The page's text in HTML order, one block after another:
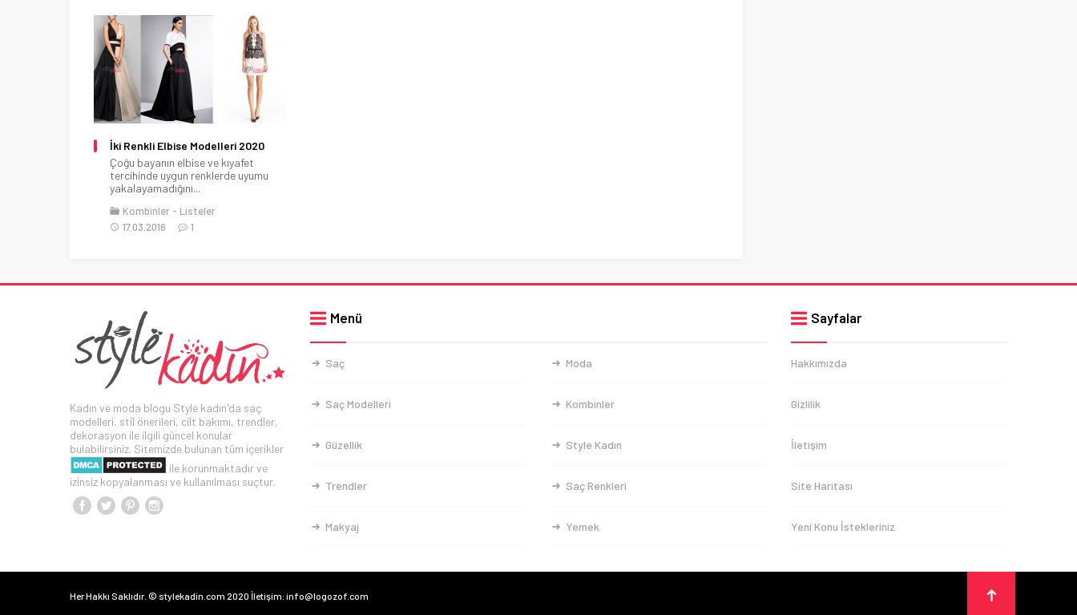
İki Renkli Elbise Modelleri 2020
Çoğu bayanın elbise ve kıyafet
tercihinde uygun renklerde uyumu
yakalayamadığını...
Kombinler
Listeler
17.03.2016
1
Kadın ve moda blogu Style kadın'da saç
modelleri, stil önerileri, cilt bakımı, trendler,
dekorasyon ile ilgili güncel konular
bulabilirsiniz. Sitemizde bulunan tüm içerikler
ile korunmaktadır ve
izinsiz kopyalanması ve kullanılması suçtur.
Menü
Saç Moda
Saç Modelleri Kombinler
Güzellik Style Kadın
Trendler Saç Renkleri
Makyaj Yemek
Sayfalar
Hakkımızda
Gizlilik
İletişim
Site Haritası
Yeni Konu İstekleriniz
Her Hakkı Saklıdır. © stylekadin.com 2020 İletişim: info@logozof.com